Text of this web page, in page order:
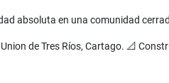
absoluta en una comunidad
de Tres Ríos, Cartago. 📐